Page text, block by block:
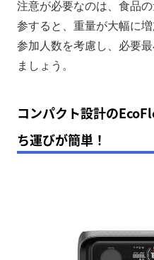
注意が必要なのは、食品
参すると、重量が大幅に
参加人数を考慮し、必要
ましょう。
コンパクト設計の
ち運びが簡単！